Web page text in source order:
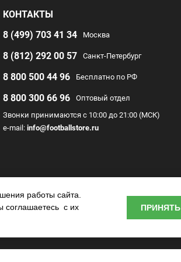
КОНТАКТЫ
8 (499) 703 41 34
Москва
8 (812) 292 00 57 Санкт-Петербург
8 800 500 44 96 Бесплатно по РФ
8 800 300 66 96
Оптовый отдел
Звонки принимаются с 10:00 до 21:00 (МСК)
e-mail: info@footballstore.ru
работы сайта.
соглашаетесь с их
ПРИНЯТЬ